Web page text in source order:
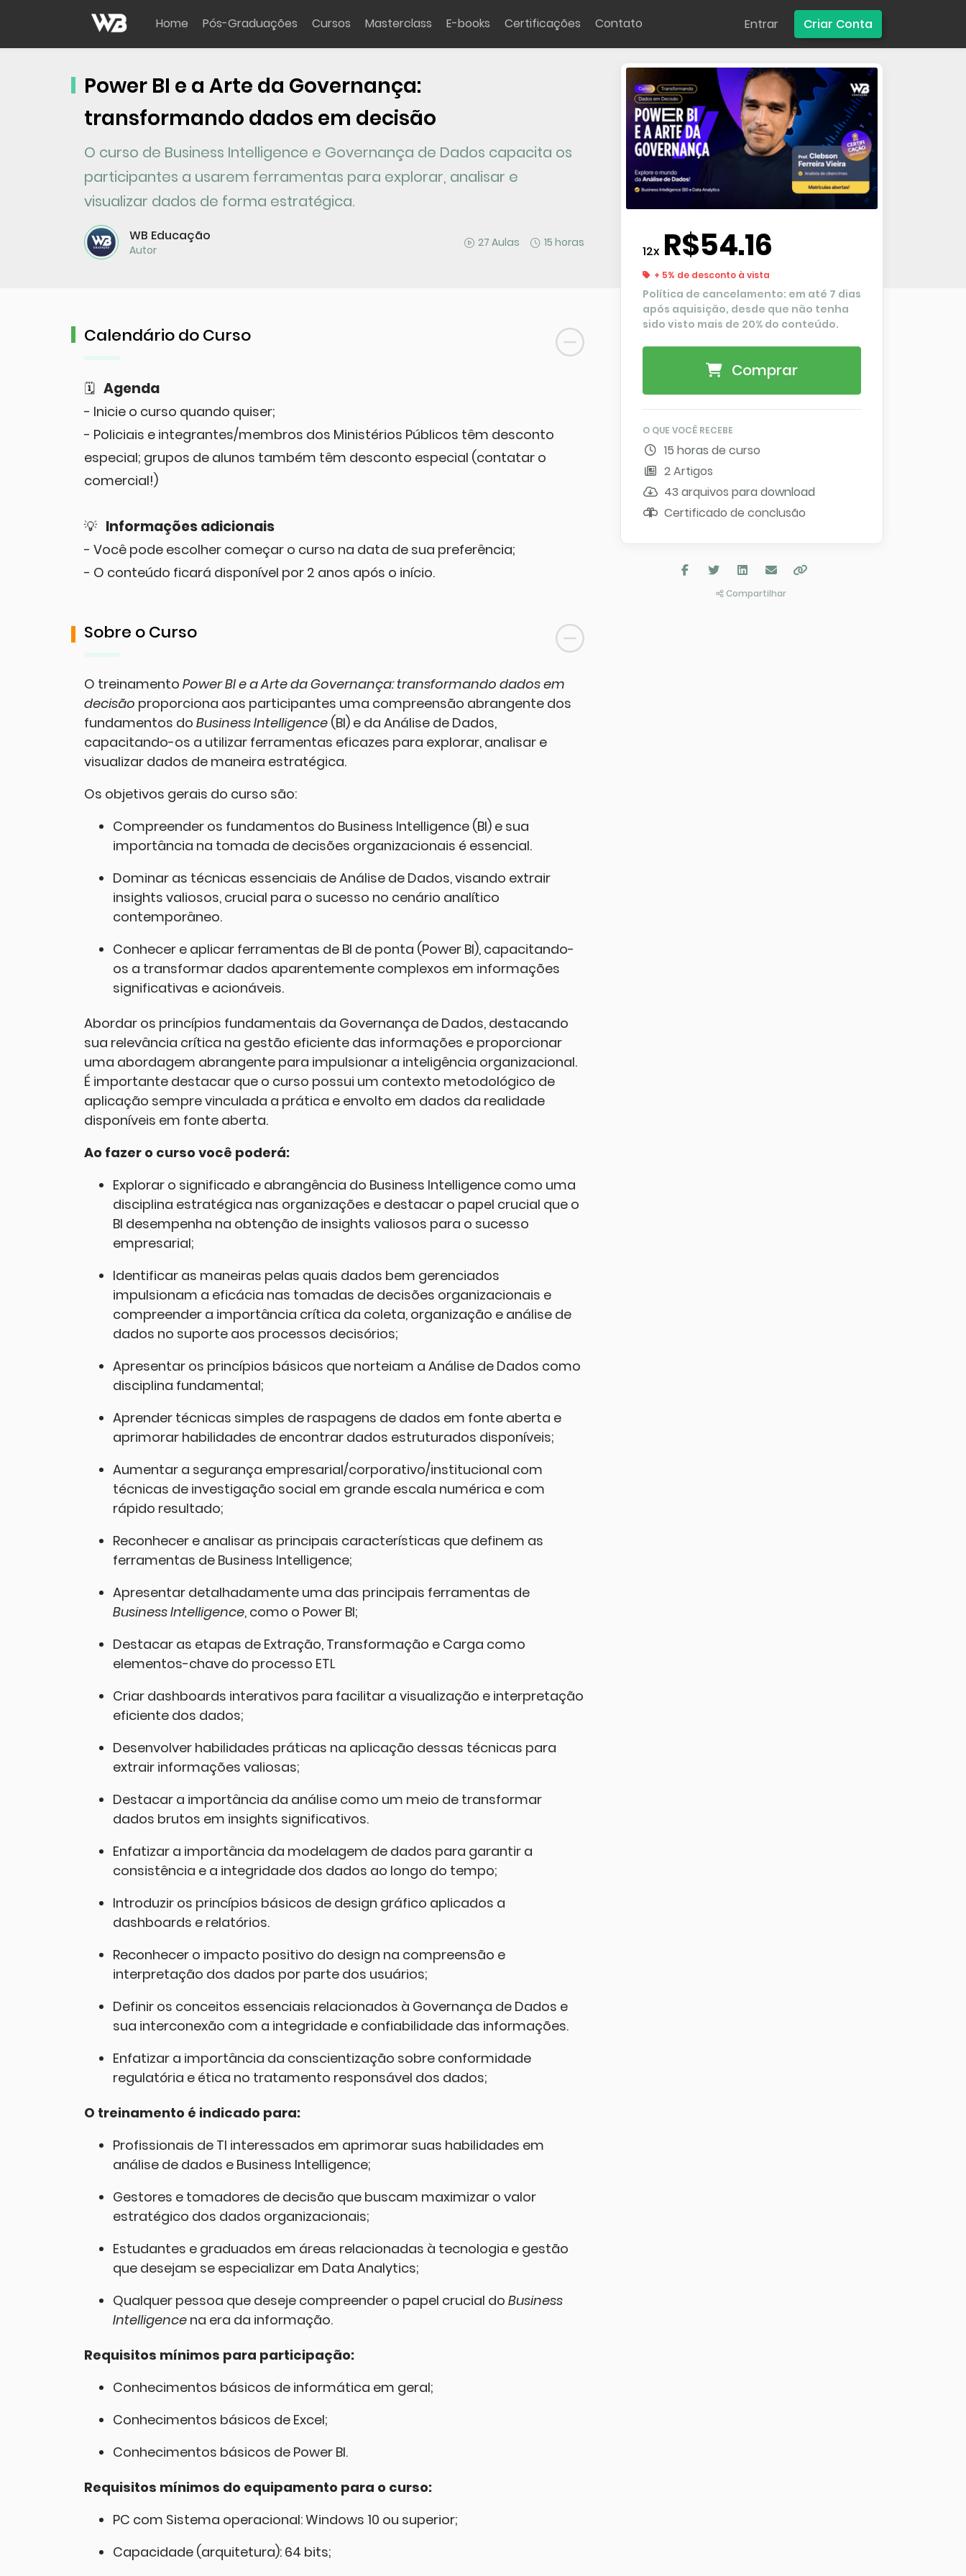
Home Pós-Graduações Cursos Masterclass E-books Certificações Contato Entrar Criar Conta
Power BI e a Arte da Governança:
transformando dados em decisão
O curso de Business Intelligence e Governança de Dados capacita os
participantes a usarem ferramentas para explorar, analisar e
visualizar dados de forma estratégica.
WB Educação
Autor
27 Aulas 15 horas
12x R$54.16
+ 5% de desconto à vista
Política de cancelamento: em até 7 dias
após aquisição, desde que não tenha
sido visto mais de 20% do conteúdo.
Comprar
O QUE VOCÊ RECEBE
15 horas de curso
2 Artigos
43 arquivos para download
Certificado de conclusão
Compartilhar
Calendário do Curso
🗓 Agenda
- Inicie o curso quando quiser;
- Policiais e integrantes/membros dos Ministérios Públicos têm desconto
especial; grupos de alunos também têm desconto especial (contatar o
comercial!)
💡 Informações adicionais
- Você pode escolher começar o curso na data de sua preferência;
- O conteúdo ficará disponível por 2 anos após o início.
Sobre o Curso
O treinamento Power BI e a Arte da Governança: transformando dados em
decisão proporciona aos participantes uma compreensão abrangente dos
fundamentos do Business Intelligence (BI) e da Análise de Dados,
capacitando-os a utilizar ferramentas eficazes para explorar, analisar e
visualizar dados de maneira estratégica.
Os objetivos gerais do curso são:
Compreender os fundamentos do Business Intelligence (BI) e sua
importância na tomada de decisões organizacionais é essencial.
Dominar as técnicas essenciais de Análise de Dados, visando extrair
insights valiosos, crucial para o sucesso no cenário analítico
contemporâneo.
Conhecer e aplicar ferramentas de BI de ponta (Power BI), capacitando-
os a transformar dados aparentemente complexos em informações
significativas e acionáveis.
Abordar os princípios fundamentais da Governança de Dados, destacando
sua relevância crítica na gestão eficiente das informações e proporcionar
uma abordagem abrangente para impulsionar a inteligência organizacional.
É importante destacar que o curso possui um contexto metodológico de
aplicação sempre vinculada a prática e envolto em dados da realidade
disponíveis em fonte aberta.
Ao fazer o curso você poderá:
Explorar o significado e abrangência do Business Intelligence como uma
disciplina estratégica nas organizações e destacar o papel crucial que o
BI desempenha na obtenção de insights valiosos para o sucesso
empresarial;
Identificar as maneiras pelas quais dados bem gerenciados
impulsionam a eficácia nas tomadas de decisões organizacionais e
compreender a importância crítica da coleta, organização e análise de
dados no suporte aos processos decisórios;
Apresentar os princípios básicos que norteiam a Análise de Dados como
disciplina fundamental;
Aprender técnicas simples de raspagens de dados em fonte aberta e
aprimorar habilidades de encontrar dados estruturados disponíveis;
Aumentar a segurança empresarial/corporativo/institucional com
técnicas de investigação social em grande escala numérica e com
rápido resultado;
Reconhecer e analisar as principais características que definem as
ferramentas de Business Intelligence;
Apresentar detalhadamente uma das principais ferramentas de
Business Intelligence, como o Power BI;
Destacar as etapas de Extração, Transformação e Carga como
elementos-chave do processo ETL
Criar dashboards interativos para facilitar a visualização e interpretação
eficiente dos dados;
Desenvolver habilidades práticas na aplicação dessas técnicas para
extrair informações valiosas;
Destacar a importância da análise como um meio de transformar
dados brutos em insights significativos.
Enfatizar a importância da modelagem de dados para garantir a
consistência e a integridade dos dados ao longo do tempo;
Introduzir os princípios básicos de design gráfico aplicados a
dashboards e relatórios.
Reconhecer o impacto positivo do design na compreensão e
interpretação dos dados por parte dos usuários;
Definir os conceitos essenciais relacionados à Governança de Dados e
sua interconexão com a integridade e confiabilidade das informações.
Enfatizar a importância da conscientização sobre conformidade
regulatória e ética no tratamento responsável dos dados;
O treinamento é indicado para:
Profissionais de TI interessados em aprimorar suas habilidades em
análise de dados e Business Intelligence;
Gestores e tomadores de decisão que buscam maximizar o valor
estratégico dos dados organizacionais;
Estudantes e graduados em áreas relacionadas à tecnologia e gestão
que desejam se especializar em Data Analytics;
Qualquer pessoa que deseje compreender o papel crucial do Business
Intelligence na era da informação.
Requisitos mínimos para participação:
Conhecimentos básicos de informática em geral;
Conhecimentos básicos de Excel;
Conhecimentos básicos de Power BI.
Requisitos mínimos do equipamento para o curso:
PC com Sistema operacional: Windows 10 ou superior;
Capacidade (arquitetura): 64 bits;